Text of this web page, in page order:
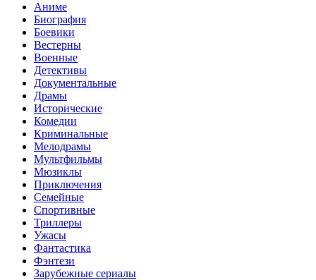
Аниме
Биография
Боевики
Вестерны
Военные
Детективы
Документальные
Драмы
Исторические
Комедии
Криминальные
Мелодрамы
Мультфильмы
Мюзиклы
Приключения
Семейные
Спортивные
Триллеры
Ужасы
Фантастика
Фэнтези
Зарубежные сериалы